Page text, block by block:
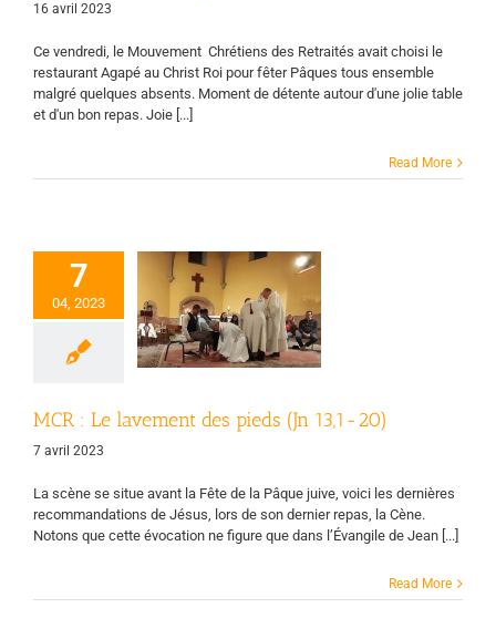
16 avril 2023
Ce vendredi, le Mouvement Chrétiens des Retraités avait choisi le
restaurant Agapé au Christ Roi pour fêter Pâques tous ensemble
malgré quelques absents. Moment de détente autour d'une jolie table
et d'un bon repas. Joie [...]
Read More
7
04, 2023
: Le lavement
pieds (Jn 13,1-
chrétien
MCR : Le lavement des pieds (Jn 13,1-20)
7 avril 2023
La scène se situe avant la Fête de la Pâque juive, voici les dernières
recommandations de Jésus, lors de son dernier repas, la Cène.
Notons que cette évocation ne figure que dans l’Évangile de Jean [...]
Read More